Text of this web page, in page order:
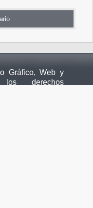
Gráfico, Web y
los derechos